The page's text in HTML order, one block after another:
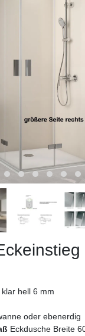
hell 6 mm
oder ebenerdig
Eckdusche Breite